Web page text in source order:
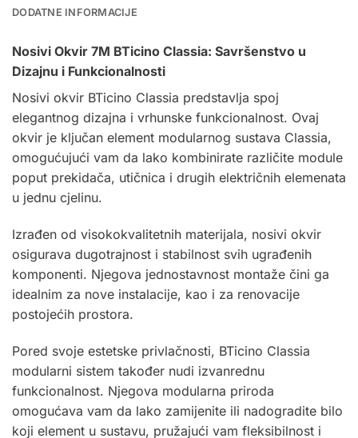
DODATNE INFORMACIJE
Nosivi Okvir 7M BTicino Classia: Savršenstvo u
Dizajnu i Funkcionalnosti
Nosivi okvir BTicino Classia predstavlja spoj
elegantnog dizajna i vrhunske funkcionalnost. Ovaj
okvir je ključan element modularnog sustava Classia,
omogućujući vam da lako kombinirate različite module
poput prekidača, utičnica i drugih električnih elemenata
u jednu cjelinu.
Izrađen od visokokvalitetnih materijala, nosivi okvir
osigurava dugotrajnost i stabilnost svih ugrađenih
komponenti. Njegova jednostavnost montaže čini ga
idealnim za nove instalacije, kao i za renovacije
postojećih prostora.
Pored svoje estetske privlačnosti, BTicino Classia
modularni sistem također nudi izvanrednu
funkcionalnost. Njegova modularna priroda
omogućava vam da lako zamijenite ili nadogradite bilo
koji element u sustavu, pružajući vam fleksibilnost i